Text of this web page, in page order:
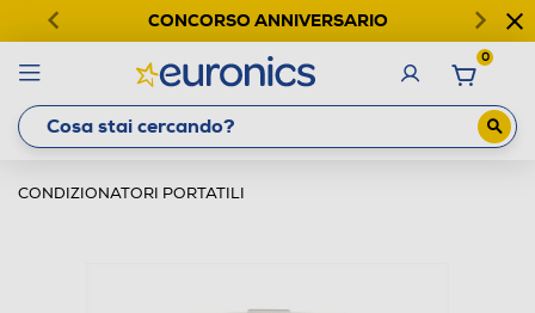
CONCORSO ANNIVERSARIO
0
CONDIZIONATORI PORTATILI